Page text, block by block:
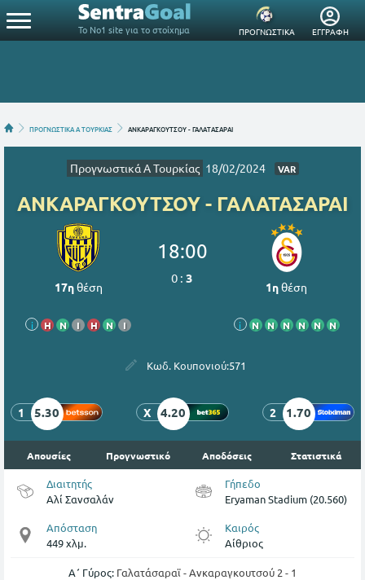
Το Νο1 site για το στοίχημα ΠΡΟΓΝΩΣΤΙΚΑ ΕΓΓΡΑΦΗ
ΠΡΟΓΝΩΣΤΙΚΑ Α ΤΟΥΡΚΙΑΣ ΑΝΚΑΡΑΓΚΟΥΤΣΟΥ - ΓΑΛΑΤΑΣΑΡΑΙ
Προγνωστικά Α Τουρκίας 18/02/2024 VAR
ΑΝΚΑΡΑΓΚΟΥΤΣΟΥ - ΓΑΛΑΤΑΣΑΡΑΙ
17ηθέση
i Η Ν Ι Η Ν Ι
18:00
0 :3
1ηθέση
i Ν Ν Ν Ν Ν Ν
Κωδ. Κουπονιού:571
1 5.30 X 4.20 2 1.70
Απουσίες Προγνωστικό Αποδόσεις Στατιστικά
Διαιτητής
Αλί Σανσαλάν
Γήπεδο
Eryaman Stadium (20.560)
Απόσταση
449 χλμ.
Καιρός
Αίθριος
Α΄ Γύρος: Γαλατάσαραϊ - Ανκαραγκουτσού 2 - 1